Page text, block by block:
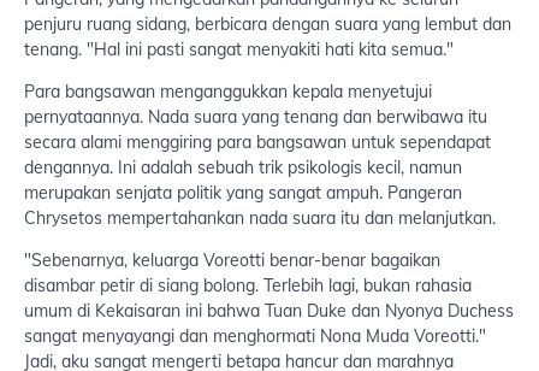
penjuru ruang sidang, berbicara dengan suara yang lembut dan
tenang. "Hal ini pasti sangat menyakiti hati kita semua."
Para bangsawan menganggukkan kepala menyetujui
pernyataannya. Nada suara yang tenang dan berwibawa itu
secara alami menggiring para bangsawan untuk sependapat
dengannya. Ini adalah sebuah trik psikologis kecil, namun
merupakan senjata politik yang sangat ampuh. Pangeran
Chrysetos mempertahankan nada suara itu dan melanjutkan.
"Sebenarnya, keluarga Voreotti benar-benar bagaikan
disambar petir di siang bolong. Terlebih lagi, bukan rahasia
umum di Kekaisaran ini bahwa Tuan Duke dan Nyonya Duchess
sangat menyayangi dan menghormati Nona Muda Voreotti."
Jadi, aku sangat mengerti betapa hancur dan marahnya